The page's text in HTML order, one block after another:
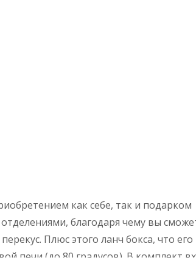
как себе, так и подарком
благодаря чему вы
Плюс этого ланч бокса, что его
печи (до 80 градусов). В комплект